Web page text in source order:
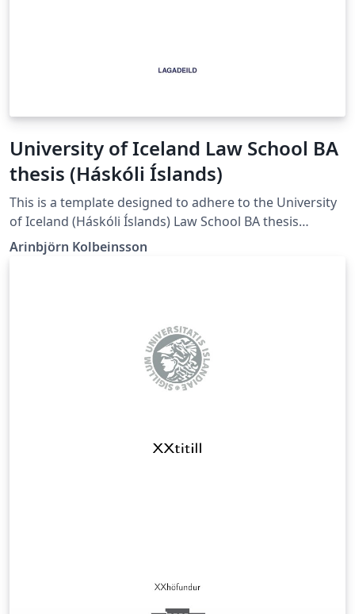
University of Iceland Law School BA
thesis (Háskóli Íslands)
This is a template designed to adhere to the University
of Iceland (Háskóli Íslands) Law School BA thesis
guidelines as of April 2024.
Arinbjörn Kolbeinsson